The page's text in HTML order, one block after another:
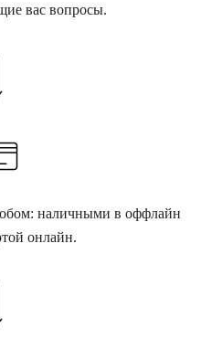
вас вопросы.
наличными в оффлайн
онлайн.